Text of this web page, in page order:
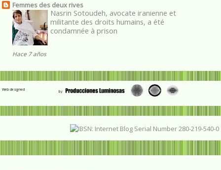
Femmes des deux rives
Nasrin Sotoudeh, avocate iranienne et
militante des droits humains, a été
condamnée à prison
Hace 7 años
Web designed